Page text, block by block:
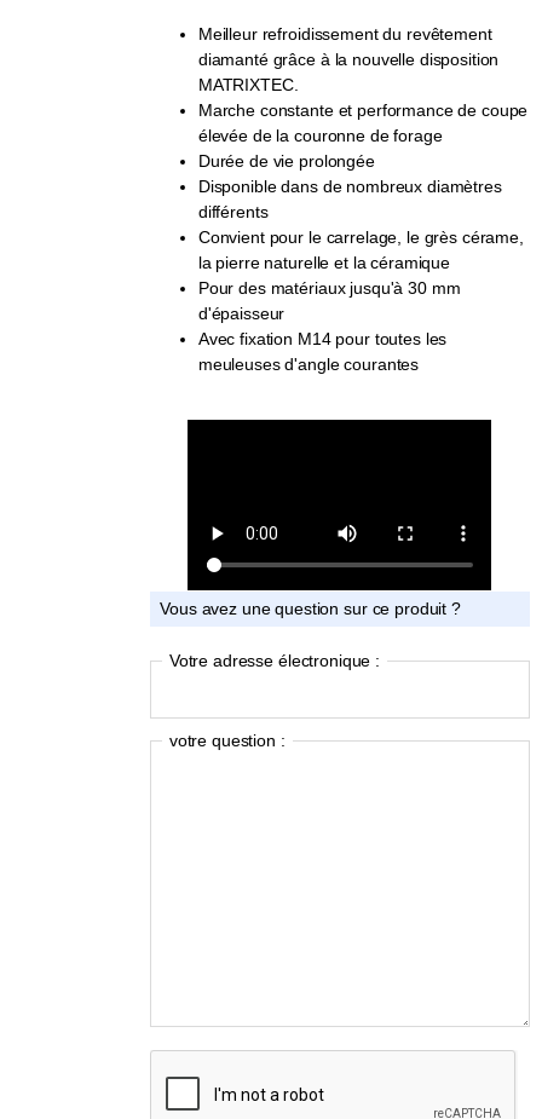
Meilleur refroidissement du revêtement
diamanté grâce à la nouvelle disposition
MATRIXTEC.
Marche constante et performance de coupe
élevée de la couronne de forage
Durée de vie prolongée
Disponible dans de nombreux diamètres
différents
Convient pour le carrelage, le grès cérame,
la pierre naturelle et la céramique
Pour des matériaux jusqu'à 30 mm
d'épaisseur
Avec fixation M14 pour toutes les
meuleuses d'angle courantes
Vous avez une question sur ce produit ?
Votre adresse électronique :
votre question :